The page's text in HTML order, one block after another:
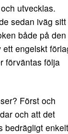
utvecklas.
sedan iväg sitt
både på den
engelskt
förväntas följa
Först och
och att det
bedrägligt enkelt